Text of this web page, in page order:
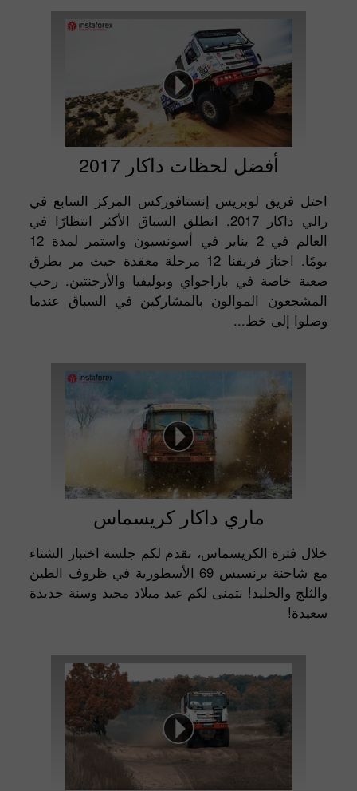
أفضل لحظات داكار 2017
احتل فريق لوبريس إنستافوركس المركز السابع في
رالي داكار 2017. انطلق السباق الأكثر انتظارًا في
العالم في 2 يناير في أسونسيون واستمر لمدة 12
يومًا. اجتاز فريقنا 12 مرحلة معقدة حيث مر بطرق
صعبة خاصة في باراجواي وبوليفيا والأرجنتين. رحب
المشجعون الموالون بالمشاركين في السباق عندما
وصلوا إلى خط...
ماري داكار كريسماس
خلال فترة الكريسماس، نقدم لكم جلسة اختبار الشتاء
مع شاحنة برنسيس 69 الأسطورية في ظروف الطين
والثلج والجليد! نتمنى لكم عيد ميلاد مجيد وسنة جديدة
سعيدة!